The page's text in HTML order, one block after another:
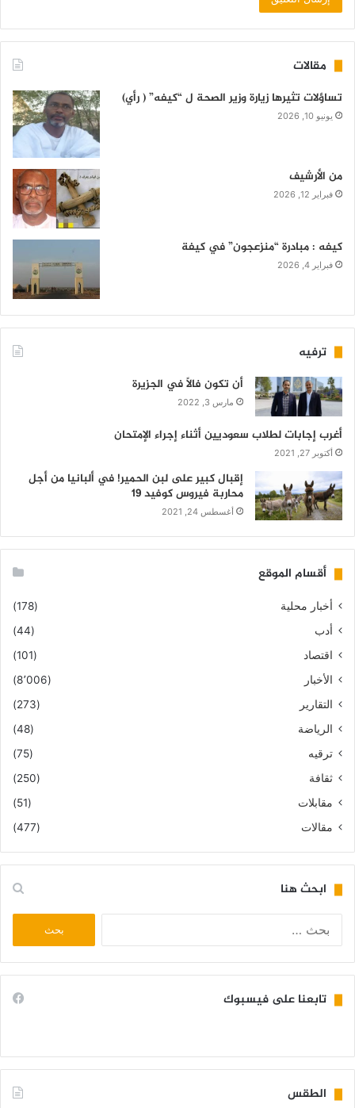
مقالات
تساؤلات تثيرها زيارة وزير الصحة ل “كيفه” ( رأي)
يونيو 10, 2026
من الأرشيف
فبراير 12, 2026
كيفه : مبادرة “منزعجون” في كيفة
فبراير 4, 2026
ترفيه
أن تكون فالاً في الجزيرة
مارس 3, 2022
أغرب إجابات لطلاب سعوديين أثناء إجراء الإمتحان
أكتوبر 27, 2021
إقبال كبير على لبن الحمير! في ألبانيا من أجل
محاربة فيروس كوفيد 19
أغسطس 24, 2021
أقسام الموقع
أخبار محلية
(178)
أدب
(44)
اقتصاد
(101)
الأخبار
(8٬006)
التقارير
(273)
الرياضة
(48)
ترقيه
(75)
ثقافة
(250)
مقابلات
(51)
مقالات
(477)
ابحث هنا
تابعنا على فيسبوك
الطقس